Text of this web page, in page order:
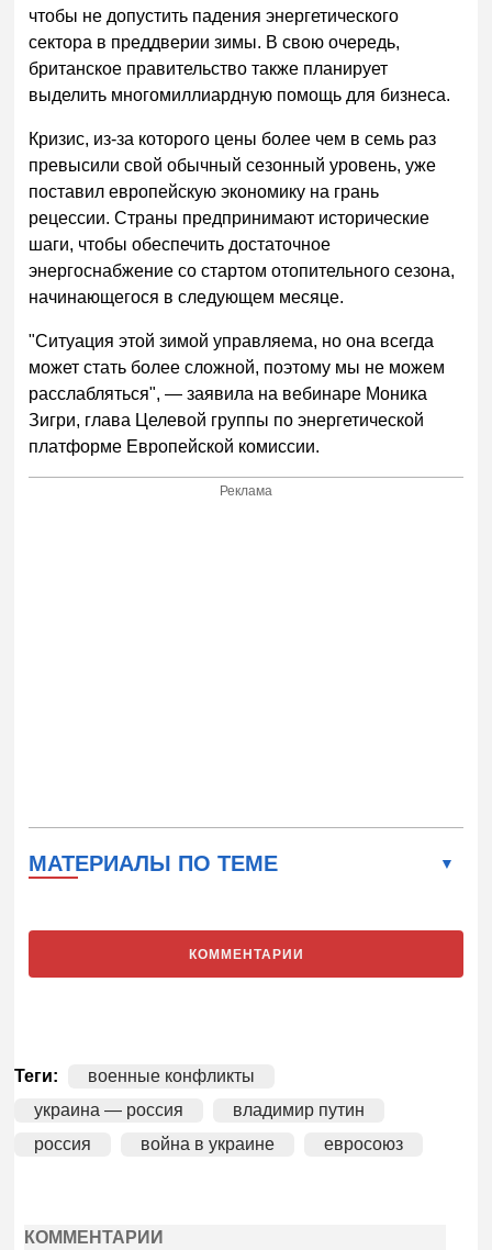
чтобы не допустить падения энергетического
сектора в преддверии зимы. В свою очередь,
британское правительство также планирует
выделить многомиллиардную помощь для бизнеса.
Кризис, из-за которого цены более чем в семь раз
превысили свой обычный сезонный уровень, уже
поставил европейскую экономику на грань
рецессии. Страны предпринимают исторические
шаги, чтобы обеспечить достаточное
энергоснабжение со стартом отопительного сезона,
начинающегося в следующем месяце.
"Ситуация этой зимой управляема, но она всегда
может стать более сложной, поэтому мы не можем
расслабляться", — заявила на вебинаре Моника
Зигри, глава Целевой группы по энергетической
платформе Европейской комиссии.
Реклама
МАТЕРИАЛЫ ПО ТЕМЕ
КОММЕНТАРИИ
Теги:
военные конфликты
украина — россия
владимир путин
россия
война в украине евросоюз
КОММЕНТАРИИ